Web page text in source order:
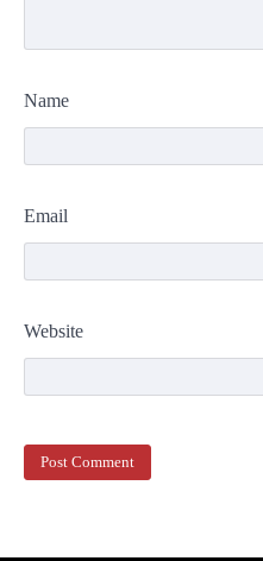
Name
Email
Website